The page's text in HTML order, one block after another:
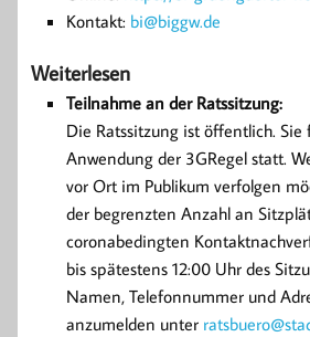
Kontakt: bi@biggw.de
Weiterlesen
Teilnahme an der Ratssitzung:
Die Ratssitzung ist öffentlich.
Anwendung der 3GRegel statt.
vor Ort im Publikum verfolgen
der begrenzten Anzahl an
coronabedingten
bis spätestens 12:00 Uhr des
Namen, Telefonnummer und
anzumelden unter